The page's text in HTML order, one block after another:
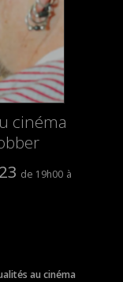
cinéma
19h00
au cinéma